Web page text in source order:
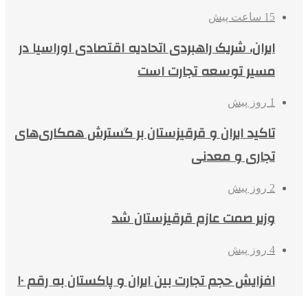
15 ساعت پیش
ایران، شریک راهبردی اتحادیه اقتصادی اوراسیا در
مسیر توسعه تجارت است
1 روز پیش
تاکید ایران و قرقیزستان بر گسترش همکاری‌های
تجاری و معدنی
2 روز پیش
وزیر صمت عازم قرقیزستان شد
4 روز پیش
افزایش حجم تجارت بین ایران و پاکستان به رقم ۱۰